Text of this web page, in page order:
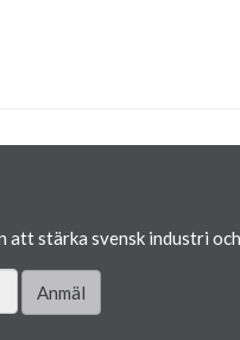
att stärka svensk industri
Anmäl